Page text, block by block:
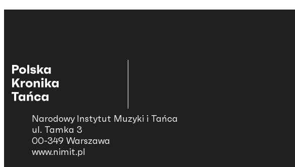
Narodowy Instytut Muzyki i Tańca
ul. Tamka 3
00-349 Warszawa
www.nimit.pl